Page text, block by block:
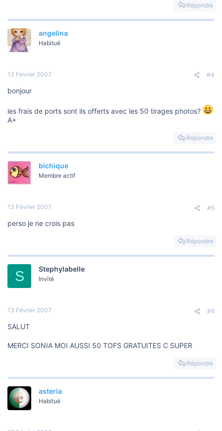
Répondre
angelina
Habitué
13 Février 2007 #4
bonjour
les frais de ports sont ils offerts avec les 50 tirages photos?
A+
Répondre
bichique
Membre actif
13 Février 2007 #5
perso je ne crois pas
Répondre
S Stephylabelle
Invité
13 Février 2007 #6
SALUT
MERCI SONIA MOI AUSSI 50 TOFS GRATUITES C SUPER
Répondre
asteria
Habitué